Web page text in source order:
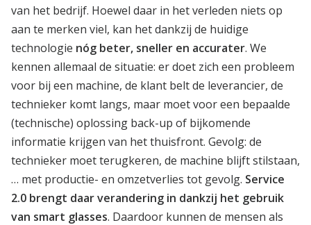
van het bedrijf. Hoewel daar in het verleden niets op
aan te merken viel, kan het dankzij de huidige
technologie nóg beter, sneller en accurater. We
kennen allemaal de situatie: er doet zich een probleem
voor bij een machine, de klant belt de leverancier, de
technieker komt langs, maar moet voor een bepaalde
(technische) oplossing back-up of bijkomende
informatie krijgen van het thuisfront. Gevolg: de
technieker moet terugkeren, de machine blijft stilstaan,
… met productie- en omzetverlies tot gevolg. Service
2.0 brengt daar verandering in dankzij het gebruik
van smart glasses. Daardoor kunnen de mensen als